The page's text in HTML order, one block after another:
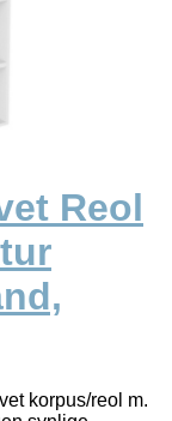
Reol
korpus/reol m.